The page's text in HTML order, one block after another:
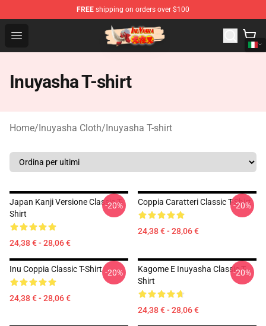
FREE shipping on orders over $100
Open menu
Inuyasha Store - Official Inuyasha Merchandise Shop
Inuyasha T-shirt
Home/Inuyasha Cloth/Inuyasha T-shirt
Japan Kanji Versione Classic T-
Shirt
24,38 € - 28,06 €
-20% Coppia Caratteri Classic T-Shirt
24,38 € - 28,06 €
-20%
Inu Coppia Classic T-Shirt
24,38 € - 28,06 €
-20%
Kagome E Inuyasha Classic T-
Shirt
24,38 € - 28,06 €
-20%